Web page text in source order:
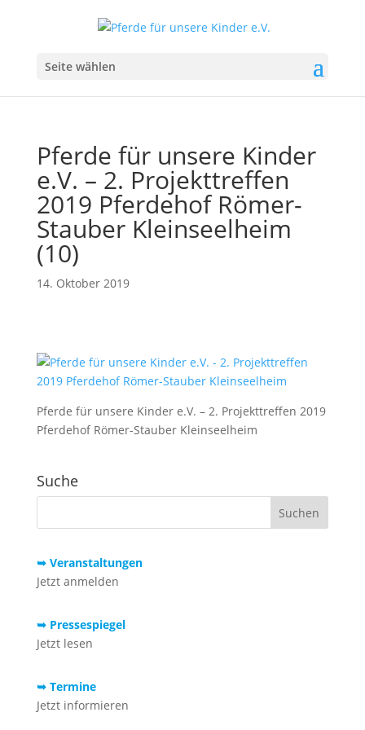
Seite wählen
Pferde für unsere Kinder
e.V. – 2. Projekttreffen
2019 Pferdehof Römer-
Stauber Kleinseelheim
(10)
14. Oktober 2019
Pferde für unsere Kinder e.V. – 2. Projekttreffen 2019
Pferdehof Römer-Stauber Kleinseelheim
Suche
➥ Veranstaltungen
Jetzt anmelden
➥ Pressespiegel
Jetzt lesen
➥ Termine
Jetzt informieren